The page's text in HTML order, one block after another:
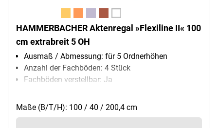
HAMMERBACHER Aktenregal »Flexiline II« 100
cm extrabreit 5 OH
Ausmaß / Abmessung: für 5 Ordnerhöhen
Anzahl der Fachböden: 4 Stück
Fachböden verstellbar: Ja
Melaminharzbeschichtung
Ausführung des Gestells: mit Sockel
Maße (B/T/H): 100 / 40 / 200,4 cm